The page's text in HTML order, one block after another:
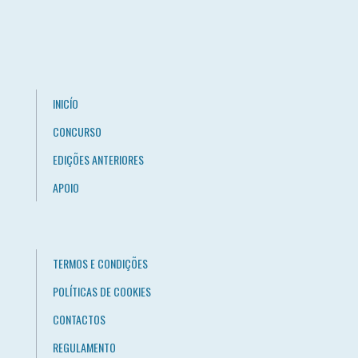
INICÍO
CONCURSO
EDIÇÕES ANTERIORES
APOIO
TERMOS E CONDIÇÕES
POLÍTICAS DE COOKIES
CONTACTOS
REGULAMENTO